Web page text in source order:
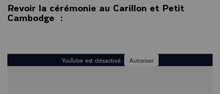
Revoir la cérémonie au Carillon et Petit
Cambodge :
YouTube est désactivé. Autoriser